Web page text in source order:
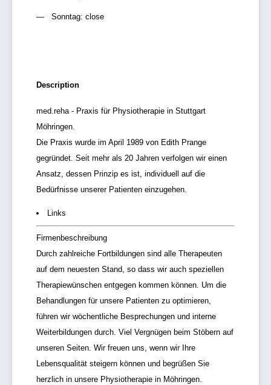
Sonntag: close
Description
med.reha - Praxis für Physiotherapie in Stuttgart
Möhringen.
Die Praxis wurde im April 1989 von Edith Prange
gegründet. Seit mehr als 20 Jahren verfolgen wir einen
Ansatz, dessen Prinzip es ist, individuell auf die
Bedürfnisse unserer Patienten einzugehen.
Links
Firmenbeschreibung
Durch zahlreiche Fortbildungen sind alle Therapeuten
auf dem neuesten Stand, so dass wir auch speziellen
Therapiewünschen entgegen kommen können. Um die
Behandlungen für unsere Patienten zu optimieren,
führen wir wöchentliche Besprechungen und interne
Weiterbildungen durch. Viel Vergnügen beim Stöbern auf
unseren Seiten. Wir freuen uns, wenn wir Ihre
Lebensqualität steigern können und begrüßen Sie
herzlich in unsere Physiotherapie in Möhringen.